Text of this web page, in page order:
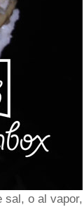
sal, o al